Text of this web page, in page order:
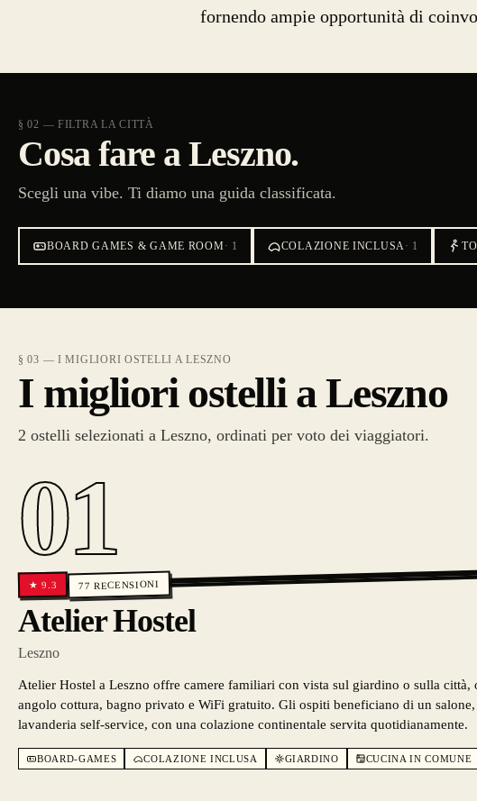
fornendo ampie opportunità di
§ 02 — FILTRA LA CITTÀ
Cosa fare a Leszno.
Scegli una vibe. Ti diamo una guida classificata.
BOARD GAMES & GAME ROOM· 1 COLAZIONE INCLUSA· 1
§ 03 — I MIGLIORI OSTELLI A LESZNO
I migliori ostelli a Leszno
2 ostelli selezionati a Leszno, ordinati per voto dei viaggiatori.
01
★9.3 77 RECENSIONI
Atelier Hostel
Leszno
Atelier Hostel a Leszno offre camere familiari con vista sul giardino o sulla città,
angolo cottura, bagno privato e WiFi gratuito. Gli ospiti beneficiano di un
lavanderia self-service, con una colazione continentale servita quotidianamente.
BOARD-GAMES COLAZIONE INCLUSA GIARDINO
CUCINA IN COMUNE